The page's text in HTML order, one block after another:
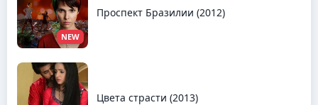
NEW
Проспект Бразилии (2012)
Цвета страсти (2013)